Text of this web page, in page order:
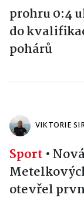
prohru 0:4
do
pohárů
VIKTORIE
Sport •
otevřel